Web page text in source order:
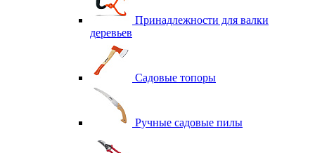
Принадлежности для валки
деревьев
Садовые топоры
Ручные садовые пилы